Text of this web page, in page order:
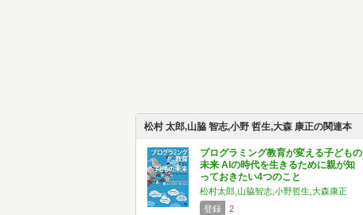
松村 太郎,山脇 智志,小野 哲生,大森 康正の関連本
プログラミング教育が変える子どもの
未来 AIの時代を生きるために親が知
っておきたい4つのこと
松村太郎,山脇智志,小野哲生,大森康正
登録
2